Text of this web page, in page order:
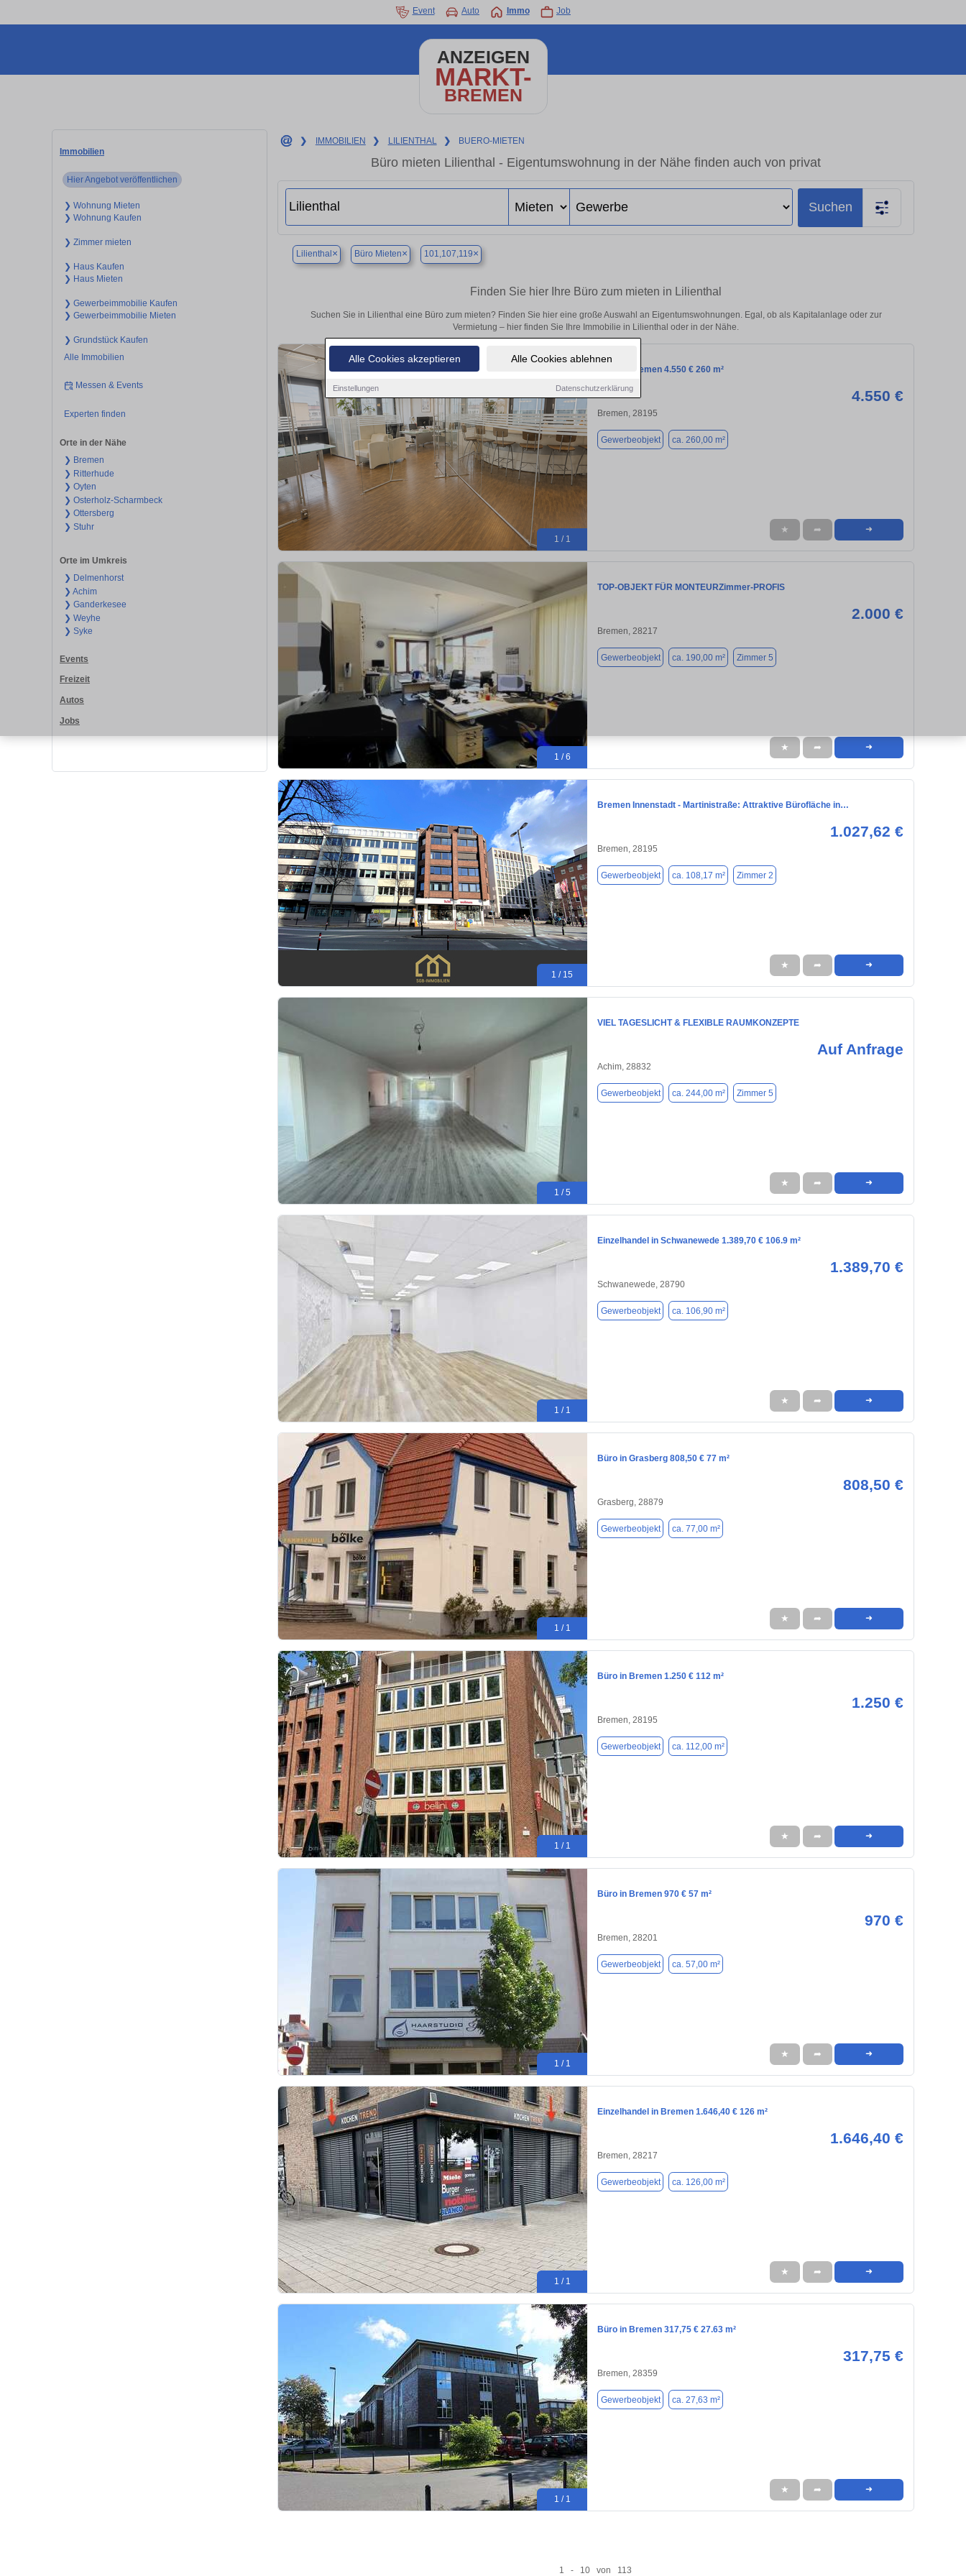
Alle Cookies akzeptieren Alle Cookies ablehnen
Einstellungen Datenschutzerklärung
Event Auto Immo Job
ANZEIGEN
MARKT-
BREMEN
Immobilien
Hier Angebot veröffentlichen
❯ Wohnung Mieten
❯ Wohnung Kaufen
❯ Zimmer mieten
❯ Haus Kaufen
❯ Haus Mieten
❯ Gewerbeimmobilie Kaufen
❯ Gewerbeimmobilie Mieten
❯ Grundstück Kaufen
Alle Immobilien
Messen & Events
Experten finden
Orte in der Nähe
❯ Bremen
❯ Ritterhude
❯ Oyten
❯ Osterholz-Scharmbeck
❯ Ottersberg
❯ Stuhr
Orte im Umkreis
❯ Delmenhorst
❯ Achim
❯ Ganderkesee
❯ Weyhe
❯ Syke
Events
Freizeit
Autos
Jobs
❯ IMMOBILIEN ❯ LILIENTHAL ❯ BUERO-MIETEN
Büro mieten Lilienthal - Eigentumswohnung in der Nähe finden auch von privat
Suchen
Lilienthal × Büro Mieten× 101,107,119×
Finden Sie hier Ihre Büro zum mieten in Lilienthal
Suchen Sie in Lilienthal eine Büro zum mieten? Finden Sie hier eine große Auswahl an Eigentumswohnungen. Egal, ob als Kapitalanlage oder zur
Vermietung – hier finden Sie Ihre Immobilie in Lilienthal oder in der Nähe.
1 / 1
Büro in Bremen 4.550 € 260 m²
4.550 €
Bremen, 28195
Gewerbeobjekt ca. 260,00 m²
★ ➦ ➜
1 / 6
TOP-OBJEKT FÜR MONTEURZimmer-PROFIS
2.000 €
Bremen, 28217
Gewerbeobjekt ca. 190,00 m² Zimmer 5
★ ➦ ➜
1 / 15
Bremen Innenstadt - Martinistraße: Attraktive Bürofläche in…
1.027,62 €
Bremen, 28195
Gewerbeobjekt ca. 108,17 m² Zimmer 2
★ ➦ ➜
1 / 5
VIEL TAGESLICHT & FLEXIBLE RAUMKONZEPTE
Auf Anfrage
Achim, 28832
Gewerbeobjekt ca. 244,00 m² Zimmer 5
★ ➦ ➜
1 / 1
Einzelhandel in Schwanewede 1.389,70 € 106.9 m²
1.389,70 €
Schwanewede, 28790
Gewerbeobjekt ca. 106,90 m²
★ ➦ ➜
1 / 1
Büro in Grasberg 808,50 € 77 m²
808,50 €
Grasberg, 28879
Gewerbeobjekt ca. 77,00 m²
★ ➦ ➜
1 / 1
Büro in Bremen 1.250 € 112 m²
1.250 €
Bremen, 28195
Gewerbeobjekt ca. 112,00 m²
★ ➦ ➜
1 / 1
Büro in Bremen 970 € 57 m²
970 €
Bremen, 28201
Gewerbeobjekt ca. 57,00 m²
★ ➦ ➜
1 / 1
Einzelhandel in Bremen 1.646,40 € 126 m²
1.646,40 €
Bremen, 28217
Gewerbeobjekt ca. 126,00 m²
★ ➦ ➜
1 / 1
Büro in Bremen 317,75 € 27.63 m²
317,75 €
Bremen, 28359
Gewerbeobjekt ca. 27,63 m²
★ ➦ ➜
1 - 10 von 113